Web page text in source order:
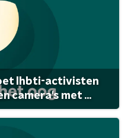
lhbti-activisten
camera's met ...